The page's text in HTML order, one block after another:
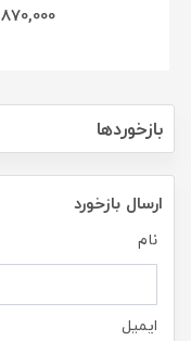
870,000
بازخوردها
ارسال بازخورد
نام
ایمیل